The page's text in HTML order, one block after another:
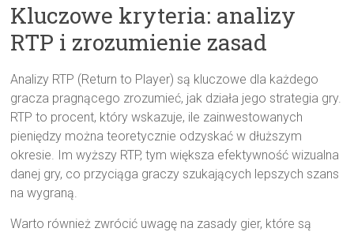
Kluczowe kryteria: analizy
RTP i zrozumienie zasad
Analizy RTP (Return to Player) są kluczowe dla każdego
gracza pragnącego zrozumieć, jak działa jego strategia gry.
RTP to procent, który wskazuje, ile zainwestowanych
pieniędzy można teoretycznie odzyskać w dłuższym
okresie. Im wyższy RTP, tym większa efektywność wizualna
danej gry, co przyciąga graczy szukających lepszych szans
na wygraną.
Warto również zwrócić uwagę na zasady gier, które są